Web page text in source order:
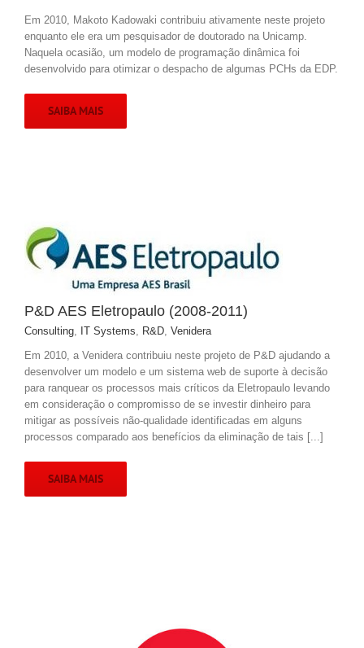
Em 2010, Makoto Kadowaki contribuiu ativamente neste projeto
enquanto ele era um pesquisador de doutorado na Unicamp.
Naquela ocasião, um modelo de programação dinâmica foi
desenvolvido para otimizar o despacho de algumas PCHs da EDP.
SAIBA MAIS
P&D AES Eletropaulo (2008-2011)
Consulting, IT Systems, R&D, Venidera
Em 2010, a Venidera contribuiu neste projeto de P&D ajudando a
desenvolver um modelo e um sistema web de suporte à decisão
para ranquear os processos mais críticos da Eletropaulo levando
em consideração o compromisso de se investir dinheiro para
mitigar as possíveis não-qualidade identificadas em alguns
processos comparado aos benefícios da eliminação de tais [...]
SAIBA MAIS